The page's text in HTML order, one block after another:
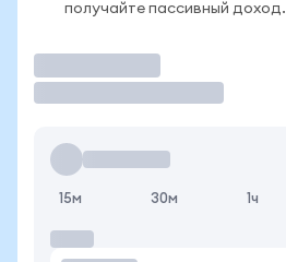
получайте пассивный доход.
15м 30м 1ч